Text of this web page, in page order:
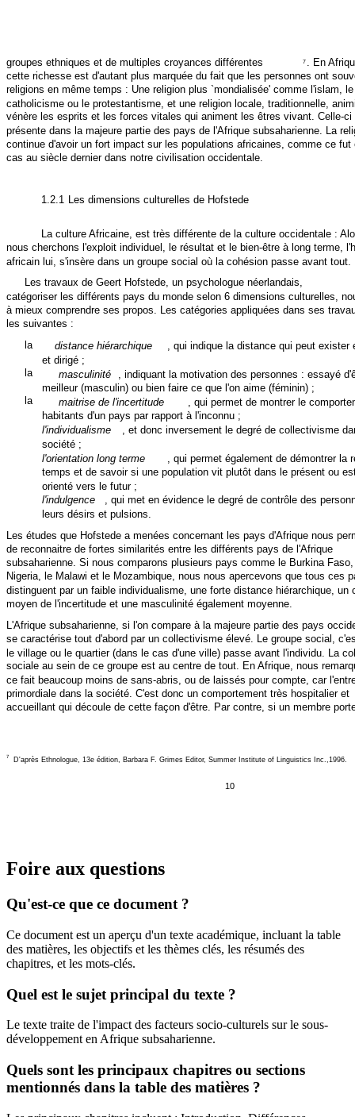
10
groupes ethniques et de multiples croyances différentes 7
. En
cette richesse est d'autant plus marquée du fait que les personnes ont
religions en même temps : Une religion plus `mondialisée' comme l'islam, le
catholicisme ou le protestantisme, et une religion locale, traditionnelle,
vénère les esprits et les forces vitales qui animent les êtres vivant. Celle-ci
présente dans la majeure partie des pays de l'Afrique subsaharienne. La
continue d'avoir un fort impact sur les populations africaines, comme ce fut
cas au siècle dernier dans notre civilisation occidentale.
Les dimensions culturelles de Hofstede
1.2.1
La culture Africaine, est très différente de la culture occidentale :
nous cherchons l'exploit individuel, le résultat et le bien-être à long terme,
africain lui, s'insère dans un groupe social où la cohésion passe avant tout.
Les travaux de Geert Hofstede, un psychologue néerlandais,
catégoriser les différents pays du monde selon 6 dimensions culturelles,
à mieux comprendre ses propos. Les catégories appliquées dans ses
les suivantes :
la
distance hiérarchique
, qui indique la distance qui peut exister
et dirigé ;
la
masculinité
, indiquant la motivation des personnes : essayé
meilleur (masculin) ou bien faire ce que l'on aime (féminin) ;
la
maitrise de l'incertitude
, qui permet de montrer le
habitants d'un pays par rapport à l'inconnu ;
l'individualisme
, et donc inversement le degré de collectivisme
société ;
l'orientation long terme
, qui permet également de démontrer la
temps et de savoir si une population vit plutôt dans le présent ou
orienté vers le futur ;
l'indulgence
, qui met en évidence le degré de contrôle des
leurs désirs et pulsions.
Les études que Hofstede a menées concernant les pays d'Afrique nous
de reconnaitre de fortes similarités entre les différents pays de l'Afrique
subsaharienne. Si nous comparons plusieurs pays comme le Burkina
Nigeria, le Malawi et le Mozambique, nous nous apercevons que tous ces
distinguent par un faible individualisme, une forte distance hiérarchique, un
moyen de l'incertitude et une masculinité également moyenne.
L'Afrique subsaharienne, si l'on compare à la majeure partie des pays
se caractérise tout d'abord par un collectivisme élevé. Le groupe social,
le village ou le quartier (dans le cas d'une ville) passe avant l'individu. La
sociale au sein de ce groupe est au centre de tout. En Afrique, nous
ce fait beaucoup moins de sans-abris, ou de laissés pour compte, car
primordiale dans la société. C'est donc un comportement très hospitalier et
accueillant qui découle de cette façon d'être. Par contre, si un membre
7 D'après Ethnologue, 13e édition, Barbara F. Grimes Editor, Summer Institute of Linguistics Inc.,1996.
Foire aux questions
Qu'est-ce que ce document ?
Ce document est un aperçu d'un texte académique, incluant la table
des matières, les objectifs et les thèmes clés, les résumés des
chapitres, et les mots-clés.
Quel est le sujet principal du texte ?
Le texte traite de l'impact des facteurs socio-culturels sur le sous-
développement en Afrique subsaharienne.
Quels sont les principaux chapitres ou sections
mentionnés dans la table des matières ?